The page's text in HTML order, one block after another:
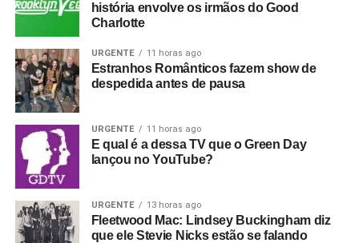
história envolve os irmãos do Good
Charlotte
URGENTE 11 horas ago
Estranhos Românticos fazem show de
despedida antes de pausa
URGENTE 11 horas ago
E qual é a dessa TV que o Green Day
lançou no YouTube?
URGENTE 13 horas ago
Fleetwood Mac: Lindsey Buckingham diz
que ele Stevie Nicks estão se falando